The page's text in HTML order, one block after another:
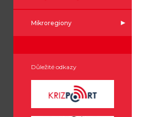
Mikroregiony
Důležité odkazy